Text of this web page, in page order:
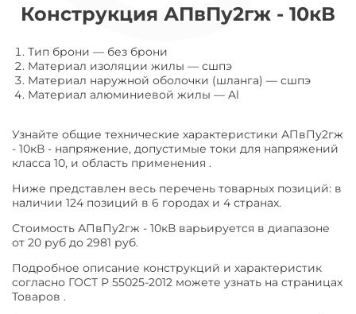
Конструкция АПвПу2гж - 10кВ
Тип брони — без брони
Материал изоляции жилы — сшпэ
Материал наружной оболочки (шланга) — сшпэ
Материал алюминиевой жилы — Al
Узнайте общие технические характеристики АПвПу2гж
- 10кВ - напряжение, допустимые токи для напряжений
класса 10, и область применения .
Ниже представлен весь перечень товарных позиций: в
наличии 124 позиций в 6 городах и 4 странах.
Стоимость АПвПу2гж - 10кВ варьируется в диапазоне
от 20 руб до 2981 руб.
Подробное описание конструкций и характеристик
согласно ГОСТ Р 55025-2012 можете узнать на страницах
Товаров .